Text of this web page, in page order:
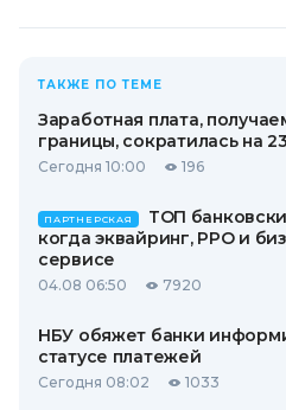
ТАКЖЕ ПО ТЕМЕ
Заработная плата,
границы, сократилась на
Сегодня 10:00 196
ПАРТНЕРСКАЯ
ТОП
когда эквайринг, РРО и
сервисе
04.08 06:50 7920
НБУ обяжет банки
статусе платежей
Сегодня 08:02 1033